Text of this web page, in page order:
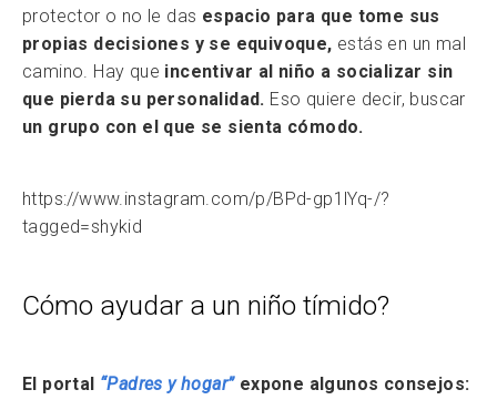
protector o no le das espacio para que tome sus
propias decisiones y se equivoque, estás en un mal
camino. Hay que incentivar al niño a socializar sin
que pierda su personalidad. Eso quiere decir, buscar
un grupo con el que se sienta cómodo.
https://www.instagram.com/p/BPd-gp1lYq-/?
tagged=shykid
Cómo ayudar a un niño tímido?
El portal “Padres y hogar” expone algunos consejos: